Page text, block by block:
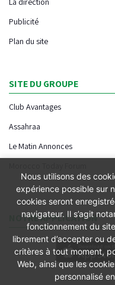
Publicité
Plan du site
SITE DU GROUPE
Club Avantages
Assahraa
Le Matin Annonces
NOTRE APPLICATION
Nous utilisons des
expérience possible sur
cookies seront
navigateur. Il s’agit
fonctionnement du
librement d’accepter ou
critères à tout moment,
Web, ainsi que les
personnalisé